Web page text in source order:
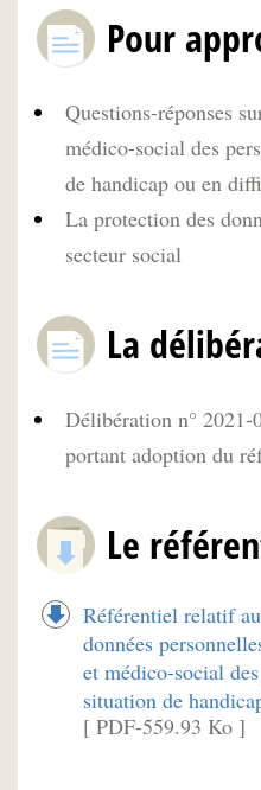
Pour
Questions-réponses
médico-social des
de handicap ou en
La protection des
secteur social
La
Délibération n° 2021-
portant adoption du
Le
Référentiel relatif
données
et médico-social
situation de
[ PDF-559.93 Ko ]